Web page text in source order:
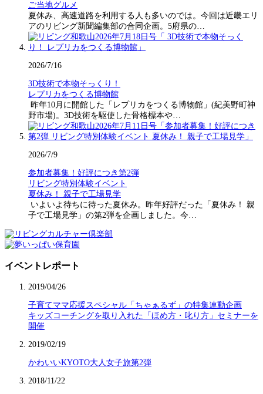
ご当地グルメ
夏休み、高速道路を利用する人も多いのでは。今回は近畿エリ
アのリビング新聞編集部の合同企画。5府県の…
2026/7/16
3D技術で本物そっくり！
レプリカをつくる博物館
昨年10月に開館した「レプリカをつくる博物館」(紀美野町神
野市場)。3D技術を駆使した骨格標本や…
2026/7/9
参加者募集！好評につき第2弾
リビング特別体験イベント
夏休み！ 親子で工場見学
いよいよ待ちに待った夏休み。昨年好評だった「夏休み！ 親
子で工場見学」の第2弾を企画しました。今…
イベントレポート
2019/04/26
子育てママ応援スペシャル「ちゃぁるず」の特集連動企画
キッズコーチングを取り入れた「ほめ方・叱り方」セミナーを
開催
2019/02/19
かわいいKYOTO大人女子旅第2弾
2018/11/22